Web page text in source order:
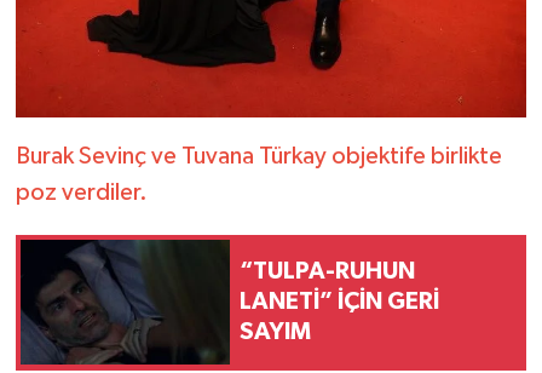
Burak Sevinç ve Tuvana Türkay objektife birlikte
poz verdiler.
“TULPA-RUHUN
LANETİ” İÇİN GERİ
SAYIM